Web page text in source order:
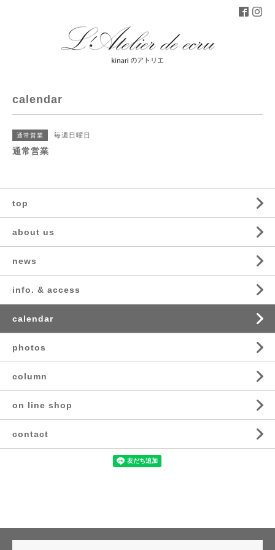
calendar
通常営業 毎週日曜日
通常営業
top
about us
news
info. & access
calendar
photos
column
on line shop
contact